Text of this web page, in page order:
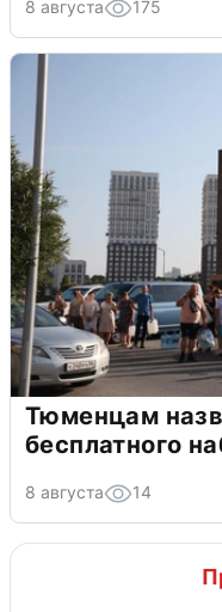
8 августа 175
Тюменцам
бесплатного
8 августа 14